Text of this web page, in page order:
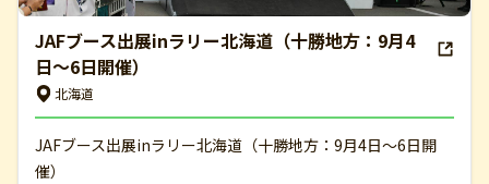
JAFブース出展inラリー北海道（十勝地方：9月4
日～6日開催）
北海道
JAFブース出展inラリー北海道（十勝地方：9月4日～6日開
催）